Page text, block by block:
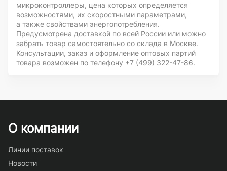
микроконтроллеры, цена которых определяется
возможностями, их скоростными параметрами,
а также свойствами энергопотребления.
Предусмотрена доставкой по всей России или можно
забрать товар самостоятельно со склада в Москве.
Консультации, заказ и оформление оптовых партий
товара возможен по телефону +7 (499) 322-47-86.
О компании
Линии поставок
Новости